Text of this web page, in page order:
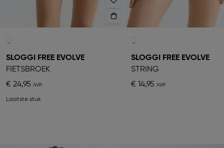
SLOGGI FREE EVOLVE
FIETSBROEK
€ 24,95
Laatste stuk
SLOGGI FREE EVOLVE
STRING
€ 14,95